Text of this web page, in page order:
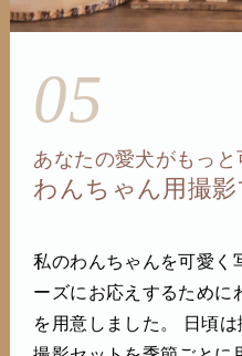
05
あなたの愛犬がもっと
わんちゃん用撮影
私のわんちゃんを可愛く
ーズにお応えするために
を用意しました。 日頃